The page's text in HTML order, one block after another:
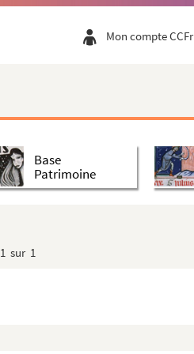
Mon compte CCFr
Base
Patrimoine
1 sur 1